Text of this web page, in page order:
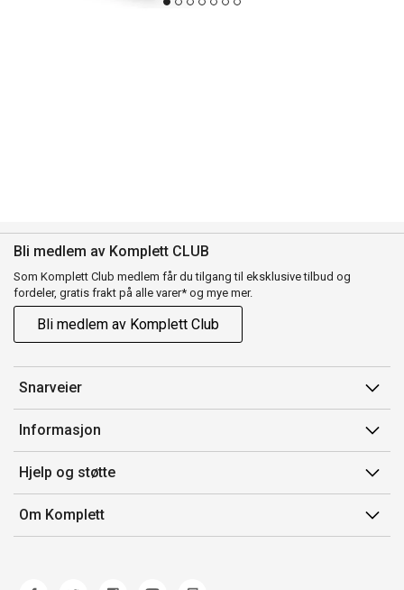
Bli medlem av Komplett CLUB
Som Komplett Club medlem får du tilgang til eksklusive tilbud og
fordeler, gratis frakt på alle varer* og mye mer.
Bli medlem av Komplett Club
Snarveier
Min side
Ordreoversikt
Flex
Komplett Club
Informasjon
Salgsbetingelser
Medlemsvilkår for Komplett Club
Merker/produsent
Hjelp og støtte
Kontakt oss
Kundeservice
Om Komplett